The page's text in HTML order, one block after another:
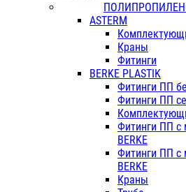
ASTERM
Краны
Фитинги
BERKE PLASTIK
Фитинги ПП
Фитинги ПП
Фитинги ПП с
BERKE
Фитинги ПП с
BERKE
Краны